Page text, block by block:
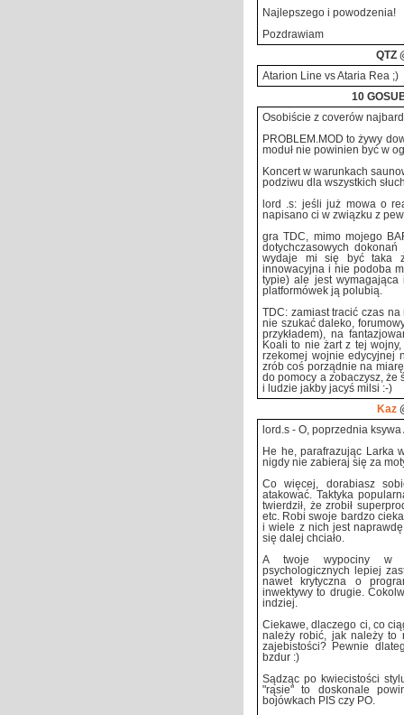
Najlepszego i powodzenia!
Pozdrawiam
QTZ
Atarion Line vs Ataria Rea ;)
10
Osobiście z coverów
PROBLEM.MOD to żywy
moduł nie powinien być w
Koncert w warunkach
podziwu dla wszystkich
lord .s: jeśli już mowa o
napisano ci w związku z
gra TDC, mimo mojego
dotychczasowych
wydaje mi się być taka
innowacyjna i nie podoba
typie) ale jest wymagająca
platformówek ją polubią.
TDC: zamiast tracić czas
nie szukać daleko,
przykładem), na
Koali to nie żart z tej
rzekomej wojnie edycyjnej
zrób coś porządnie na
do pomocy a zobaczysz, że
i ludzie jakby jacyś milsi :-)
Kaz
lord.s - O, poprzednia
He he, parafrazując Larka
nigdy nie zabieraj się za
Co więcej, dorabiasz
atakować. Taktyka
twierdził, że zrobił
etc. Robi swoje bardzo
i wiele z nich jest
się dalej chciało.
A twoje wypociny w
psychologicznych lepiej
nawet krytyczna o
inwektywy to drugie.
indziej.
Ciekawe, dlaczego ci, co
należy robić, jak należy to
zajebistości? Pewnie
bzdur :)
Sądząc po kwiecistości
"rąsie" to doskonale
bojówkach PIS czy PO.